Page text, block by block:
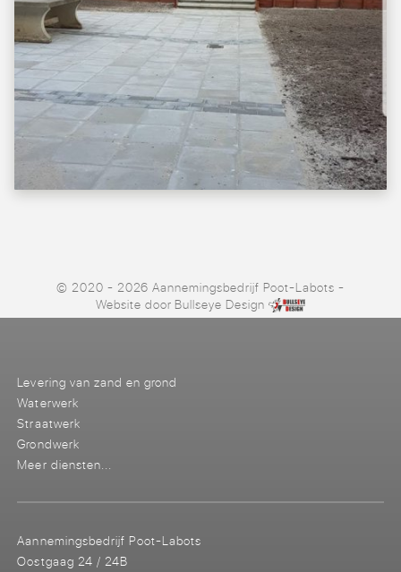
© 2020 - 2026 Aannemingsbedrijf Poot-Labots -
Website door Bullseye Design
Levering van zand en grond
Waterwerk
Straatwerk
Grondwerk
Meer diensten...
Aannemingsbedrijf Poot-Labots
Oostgaag 24 / 24B